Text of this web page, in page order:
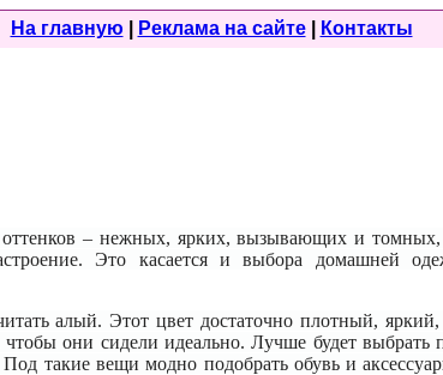
На главную Реклама на сайте| Контакты
– нежных, ярких, вызывающих и томных,
Это касается и выбора домашней
алый. Этот цвет достаточно плотный,
они сидели идеально. Лучше будет выбрать
такие вещи модно подобрать обувь и